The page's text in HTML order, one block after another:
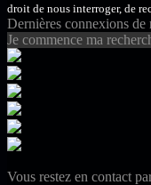
droit de nous interroger, de
Dernières connexions de
Je commence ma
Vous restez en contact